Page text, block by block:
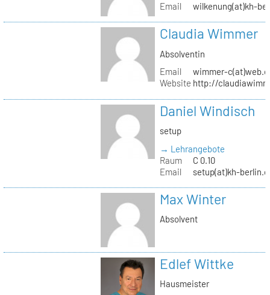
Email
wilkenung(at)kh-
Claudia Wimmer
Absolventin
Email
wimmer-
Website http://
Daniel Windisch
setup
→ Lehrangebote
Raum
C 0.10
Email
setup(at)kh-
Max Winter
Absolvent
Edlef Wittke
Hausmeister